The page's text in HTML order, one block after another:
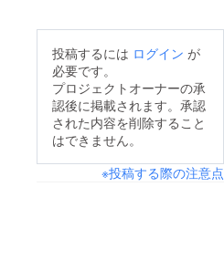
投稿するには ログイン が
必要です。
プロジェクトオーナーの承
認後に掲載されます。承認
された内容を削除すること
はできません。
※投稿する際の注意点